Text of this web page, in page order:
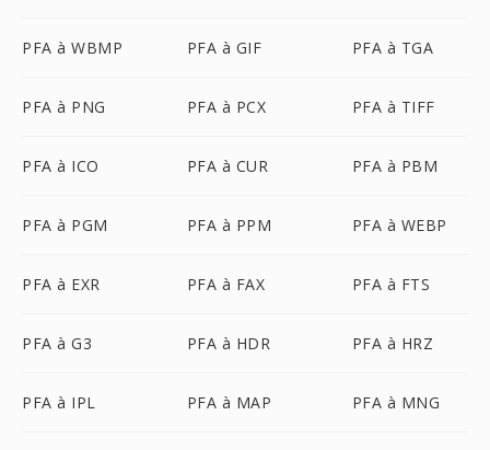
PFA à WBMP PFA à GIF PFA à TGA
PFA à PNG PFA à PCX PFA à TIFF
PFA à ICO PFA à CUR PFA à PBM
PFA à PGM PFA à PPM PFA à WEBP
PFA à EXR PFA à FAX PFA à FTS
PFA à G3 PFA à HDR PFA à HRZ
PFA à IPL PFA à MAP PFA à MNG